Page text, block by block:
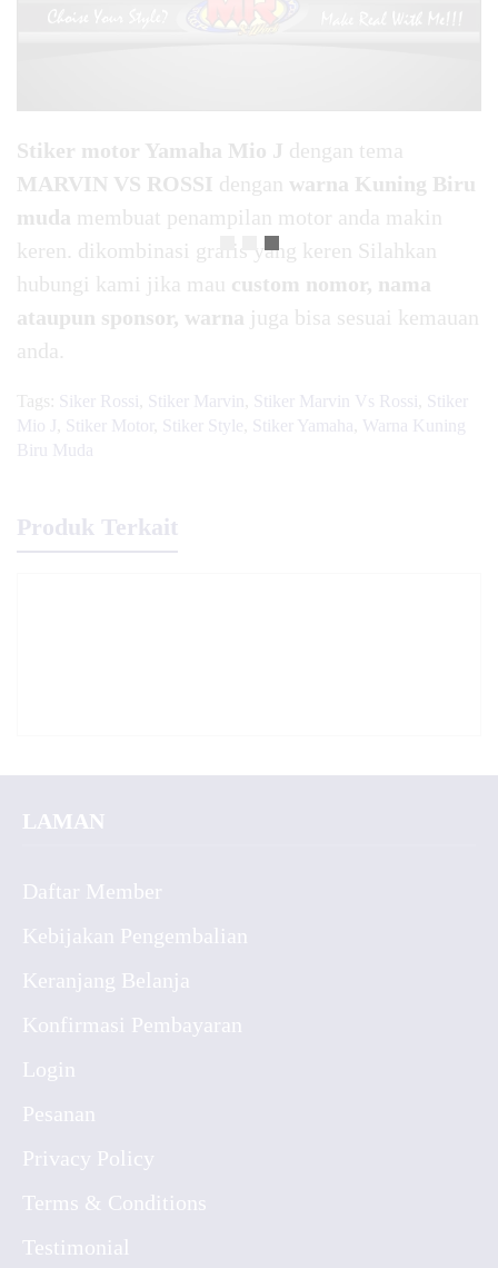
Stiker motor Yamaha Mio J dengan tema
MARVIN VS ROSSI dengan warna Kuning Biru
muda membuat penampilan motor anda makin
keren. dikombinasi grafis yang keren Silahkan
hubungi kami jika mau custom nomor, nama
ataupun sponsor, warna juga bisa sesuai kemauan
anda.
Tags: Siker Rossi Stiker Marvin Stiker Marvin Vs Rossi
Stiker
Mio J
Stiker Motor Stiker Style Stiker Yamaha Warna Kuning
Biru Muda
Produk Terkait
LAMAN
Daftar Member
Kebijakan Pengembalian
Keranjang Belanja
Konfirmasi Pembayaran
Login
Pesanan
Privacy Policy
Terms & Conditions
Testimonial